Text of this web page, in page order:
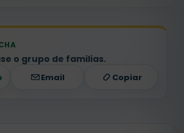
o grupo de familias.
Email Copiar